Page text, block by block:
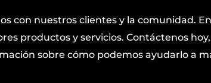
con nuestros clientes y la comunidad.
productos y servicios. Contáctenos
sobre cómo podemos ayudarlo a